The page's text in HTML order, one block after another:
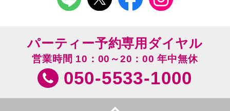
パーティー予約専用ダイヤル
営業時間 10：00～20：00 年中無休
050-5533-1000